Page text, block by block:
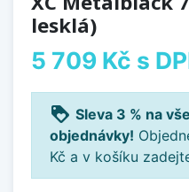
lesklá)
5 709 Kč s
loyalty Sleva 3 % na
objednávky!
Kč a v košíku